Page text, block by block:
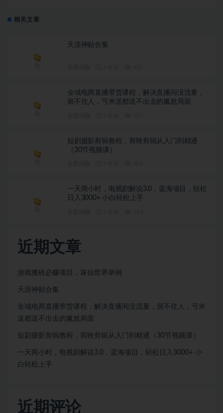
相关文章
天涯神贴合集
全域电商直播带货课程，解决直播间没流量，
留不住人，亏米送都送不出去的尴尬局面
短剧摄影剪辑教程，剪映剪辑从入门到精通
（30节视频课）
一天两小时，电视剧解说3.0，蓝海项目，轻松
日入3000+ 小白轻松上手
近期文章
游戏搬砖必赚项目，诛仙世界举例
天涯神贴合集
全域电商直播带货课程，解决直播间没流量，留不住人，亏米
送都送不出去的尴尬局面
短剧摄影剪辑教程，剪映剪辑从入门到精通（30节视频课）
一天两小时，电视剧解说3.0，蓝海项目，轻松日入3000+ 小
白轻松上手
近期评论